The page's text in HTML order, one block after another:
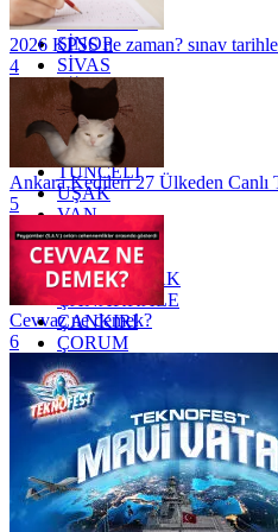
SAMSUN
SİNOP
SİVAS
SİİRT
TEKİRDAĞ
TOKAT
TRABZON
TUNCELİ
UŞAK
VAN
YALOVA
YOZGAT
ZONGULDAK
ÇANAKKALE
ÇANKIRI
ÇORUM
İSTANBUL
İZMİR
ŞANLIURFA
ŞIRNAK
2026 KPSS ne zaman? sınav
4
Ankara Kedileri 27 Ülkeden Canlı
5
Cevvaz ne demek?
6